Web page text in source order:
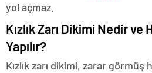
yol açmaz.
Kızlık Zarı Dikimi Nedir
Yapılır?
Kızlık zarı dikimi, zarar